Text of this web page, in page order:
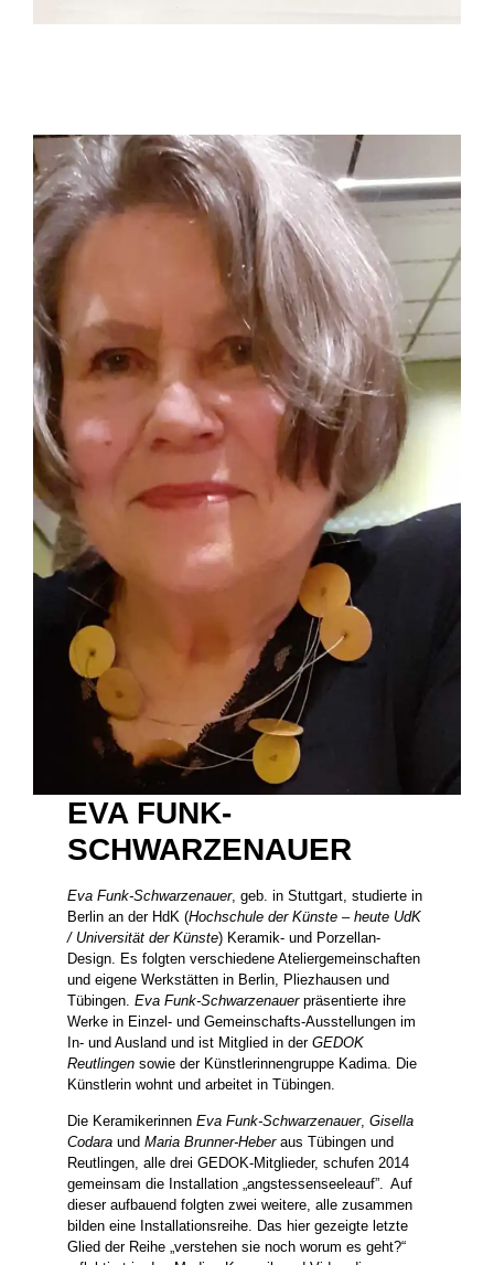
EVA FUNK-
SCHWARZENAUER
Eva Funk-Schwarzenauer, geb. in Stuttgart, studierte in
Berlin an der HdK (Hochschule der Künste – heute UdK
/ Universität der Künste) Keramik- und Porzellan-
Design. Es folgten verschiedene Ateliergemeinschaften
und eigene Werkstätten in Berlin, Pliezhausen und
Tübingen.Eva Funk-Schwarzenauerpräsentierte ihre
Werke in Einzel- und Gemeinschafts-Ausstellungen im
In- und Ausland und ist Mitglied in derGEDOK
Reutlingen sowie der Künstlerinnengruppe Kadima. Die
Künstlerin wohnt und arbeitet in Tübingen.
Die KeramikerinnenEva Funk-Schwarzenauer,Gisella
Codara undMaria Brunner-Heberaus Tübingen und
Reutlingen, alle drei GEDOK-Mitglieder, schufen 2014
gemeinsam die Installation „angstessenseeleauf”. Auf
dieser aufbauend folgten zwei weitere, alle zusammen
bilden eine Installationsreihe. Das hier gezeigte letzte
Glied der Reihe „verstehen sie noch worum es geht?“